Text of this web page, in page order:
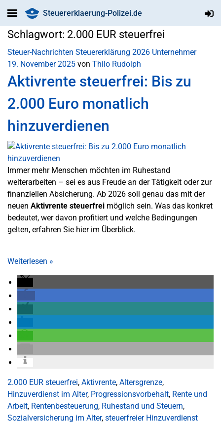
Steuererklaerung-Polizei.de
Schlagwort: 2.000 EUR steuerfrei
Steuer-Nachrichten Steuererklärung 2026 Unternehmer
19. November 2025 von Thilo Rudolph
Aktivrente steuerfrei: Bis zu
2.000 Euro monatlich
hinzuverdienen
Immer mehr Menschen möchten im Ruhestand
weiterarbeiten – sei es aus Freude an der Tätigkeit oder zur
finanziellen Absicherung. Ab 2026 soll genau das mit der
neuen Aktivrente steuerfrei möglich sein. Was das konkret
bedeutet, wer davon profitiert und welche Bedingungen
gelten, erfahren Sie hier im Überblick.
Weiterlesen »
2.000 EUR steuerfrei, Aktivrente, Altersgrenze,
Hinzuverdienst im Alter, Progressionsvorbehalt, Rente und
Arbeit, Rentenbesteuerung, Ruhestand und Steuern,
Sozialversicherung im Alter, steuerfreier Hinzuverdienst